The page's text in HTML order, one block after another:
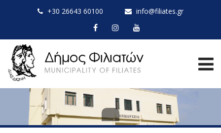
+30 26643 60100 info@filiates.gr